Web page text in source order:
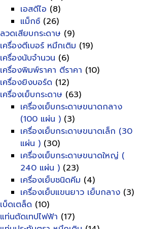
เอสดีไอ (8)
แม็กซ์ (26)
ลวดเสียบกระดาษ (9)
เครื่องตีเบอร์ หมึกเติม (19)
เครื่องนับจำนวน (6)
เครื่องพิมพ์ราคา ตีราคา (10)
เครื่องยิงบอร์ด (12)
เครื่องเย็บกระดาษ (63)
เครื่องเย็บกระดาษขนาดกลาง
(100 แผ่น ) (3)
เครื่องเย็บกระดาษขนาดเล็ก (30
แผ่น ) (30)
เครื่องเย็บกระดาษขนาดใหญ่ (
240 แผ่น ) (23)
เครื่องเย็บชนิดคีม (4)
เครื่องเย็บแขนยาว เย็บกลาง (3)
เบ็ดเตล็ด (10)
แท่นตัดเทปไฟฟ้า (17)